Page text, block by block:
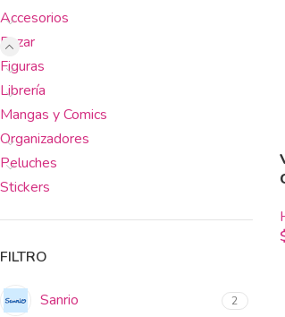
Accesorios
Bazar
Figuras
Librería
Mangas y Comics
Organizadores
Peluches
Stickers
FILTRO
Sanrio 2